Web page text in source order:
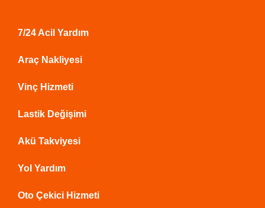
7/24 Acil Yardım
Araç Nakliyesi
Vinç Hizmeti
Lastik Değişimi
Akü Takviyesi
Yol Yardım
Oto Çekici Hizmeti